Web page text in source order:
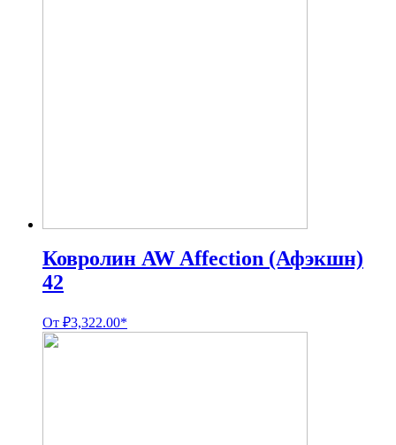
Ковролин AW Affection (Афэкшн)
42
От ₽3,322.00*